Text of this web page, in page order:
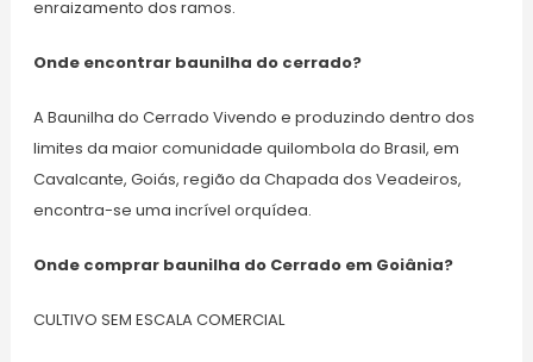
enraizamento dos ramos.
Onde encontrar baunilha do cerrado?
A Baunilha do Cerrado Vivendo e produzindo dentro dos
limites da maior comunidade quilombola do Brasil, em
Cavalcante, Goiás, região da Chapada dos Veadeiros,
encontra-se uma incrível orquídea.
Onde comprar baunilha do Cerrado em Goiânia?
CULTIVO SEM ESCALA COMERCIAL